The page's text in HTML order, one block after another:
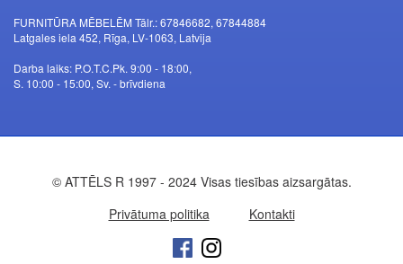
FURNITŪRA MĒBELĒM Tālr.: 67846682, 67844884
Latgales iela 452, Rīga, LV-1063, Latvija
Darba laiks: P.O.T.C.Pk. 9:00 - 18:00,
S. 10:00 - 15:00, Sv. - brīvdiena
© ATTĒLS R 1997 - 2024 Visas tiesības aizsargātas.
Privātuma politika
Kontakti